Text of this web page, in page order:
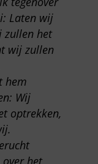
Laten wij
zullen het
wij zullen
hem
Wij
optrekken,